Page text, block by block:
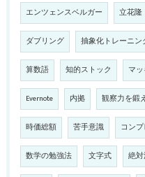
エンツェンスベルガー 立花隆
ダブリング 抽象化トレーニン
算数語 知的ストック マ
Evernote 内拠 観察力を鍛
時価総額 苦手意識 コン
数学の勉強法 文字式 絶